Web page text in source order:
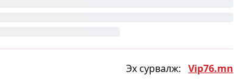
Эх сурвалж: Vip76.mn